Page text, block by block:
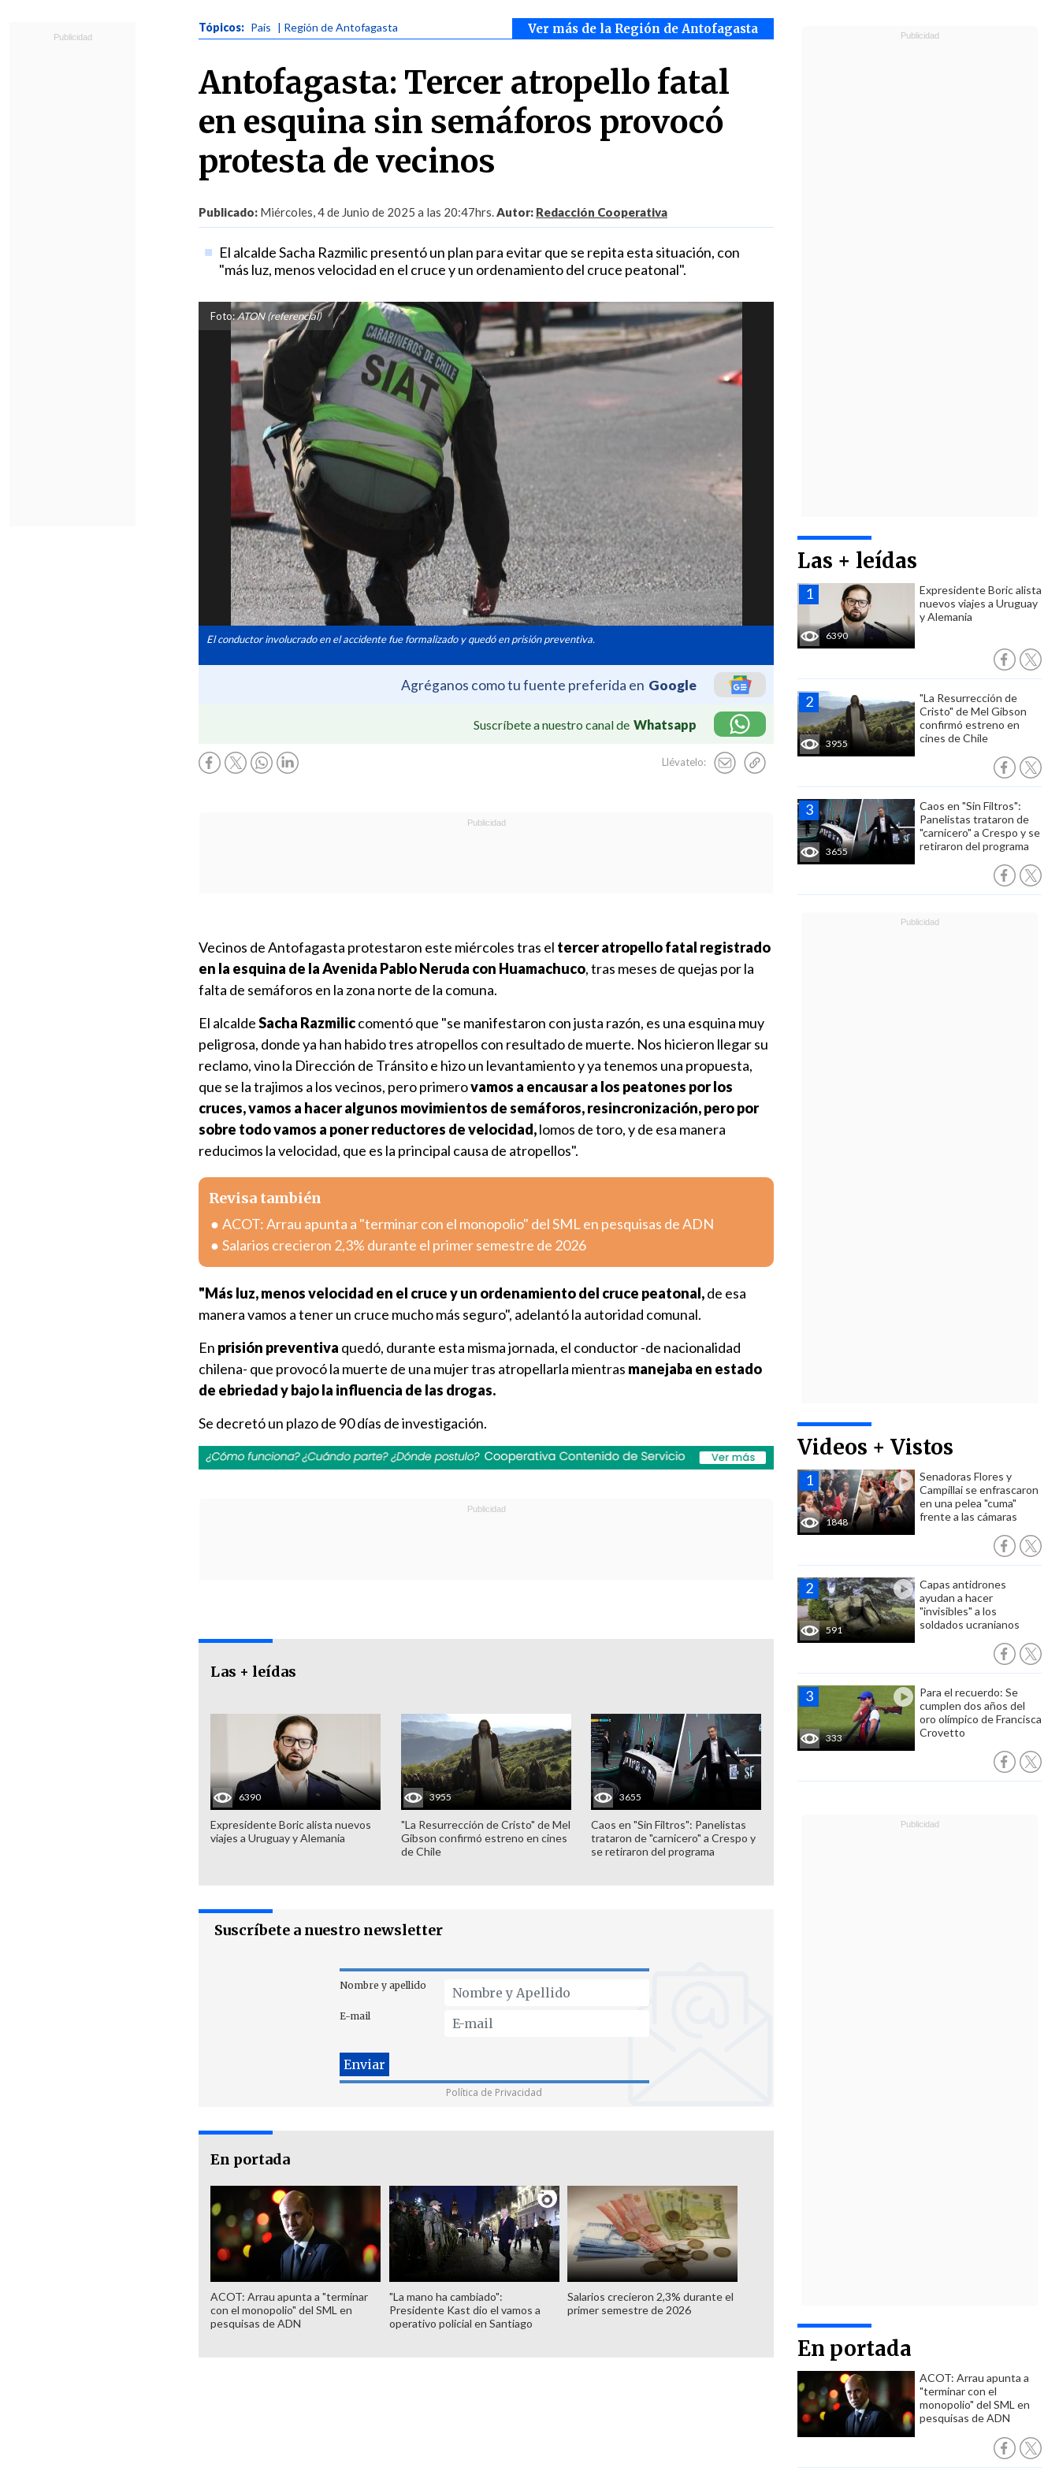
Ver más de la Región de Antofagasta
Tópicos: País | Región de Antofagasta
Antofagasta: Tercer atropello fatal
en esquina sin semáforos provocó
protesta de vecinos
Publicado: Miércoles, 4 de Junio de 2025 a las 20:47hrs.Autor: Redacción Cooperativa
El alcalde Sacha Razmilic presentó un plan para evitar que se repita esta situación, con
"más luz, menos velocidad en el cruce y un ordenamiento del cruce peatonal".
Foto:ATON (referencial)
El conductor involucrado en el accidente fue formalizado y quedó en prisión preventiva.
Agréganos como tu fuente preferida en Google
Suscríbete a nuestro canal de Whatsapp
Llévatelo:
Las + leídas
6390
Expresidente Boric alista
nuevos viajes a Uruguay
y Alemania
3955
"La Resurrección de
Cristo" de Mel Gibson
confirmó estreno en
cines de Chile
3655
Caos en "Sin Filtros":
Panelistas trataron de
"carnicero" a Crespo y se
retiraron del programa
Videos + Vistos
1848
Senadoras Flores y
Campillai se enfrascaron
en una pelea "cuma"
frente a las cámaras
591
Capas antidrones
ayudan a hacer
"invisibles" a los
soldados ucranianos
333
Para el recuerdo: Se
cumplen dos años del
oro olímpico de Francisca
Crovetto
En portada
ACOT: Arrau apunta a
"terminar con el
monopolio" del SML en
pesquisas de ADN
Vecinos de Antofagasta protestaron este miércoles tras el tercer atropello fatal registrado
en la esquina de la Avenida Pablo Neruda con Huamachuco, tras meses de quejas por la
falta de semáforos en la zona norte de la comuna.
El alcaldeSacha Razmiliccomentó que "se manifestaron con justa razón, es una esquina muy
peligrosa, donde ya han habido tres atropellos con resultado de muerte. Nos hicieron llegar su
reclamo, vino la Dirección de Tránsito e hizo un levantamiento y ya tenemos una propuesta,
que se la trajimos a los vecinos, pero primerovamos a encausar a los peatones por los
cruces, vamos a hacer algunos movimientos de semáforos, resincronización, pero por
sobre todo vamos a poner reductores de velocidad,lomos de toro, y de esa manera
reducimos la velocidad, que es la principal causa de atropellos".
Revisa también
ACOT: Arrau apunta a "terminar con el monopolio" del SML en pesquisas de ADN
Salarios crecieron 2,3% durante el primer semestre de 2026
"Más luz, menos velocidad en el cruce y un ordenamiento del cruce peatonal,de esa
manera vamos a tener un cruce mucho más seguro", adelantó la autoridad comunal.
En prisión preventiva quedó, durante esta misma jornada, el conductor -de nacionalidad
chilena- que provocó la muerte de una mujer tras atropellarla mientras manejaba en estado
de ebriedad y bajo la influencia de las drogas.
Se decretó un plazo de 90 días de investigación.
Las + leídas
6390
Expresidente Boric alista nuevos
viajes a Uruguay y Alemania
3955
"La Resurrección de Cristo" de Mel
Gibson confirmó estreno en cines
de Chile
3655
Caos en "Sin Filtros": Panelistas
trataron de "carnicero" a Crespo y
se retiraron del programa
Suscríbete a nuestro newsletter
Nombre y apellido
E-mail
Política de Privacidad
En portada
ACOT: Arrau apunta a "terminar
con el monopolio" del SML en
pesquisas de ADN
"La mano ha cambiado":
Presidente Kast dio el vamos a
operativo policial en Santiago
Salarios crecieron 2,3% durante el
primer semestre de 2026